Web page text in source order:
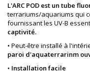
L'ARC POD est un tube
terrariums/aquariums qui
fournissant les UV-B
captivité.
• Peut-être installé à
paroi d'aquaterrarinm
• Installation facile